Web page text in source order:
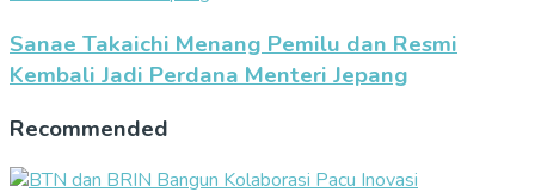
Sanae Takaichi Menang Pemilu dan Resmi
Kembali Jadi Perdana Menteri Jepang
Recommended